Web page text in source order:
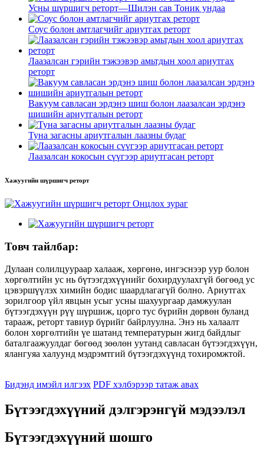
Усны шүршигч реторт—Шилэн сав Тоник ундаа
Соус болон амтлагчийг ариутгах реторт
Лаазалсан гэрийн тэжээвэр амьтдын хоол ариутгах
реторт
Вакуум савласан эрдэнэ шиш болон лаазалсан эрдэнэ
шишийн ариутгалын реторт
Туна загасны ариутгалын лаазны будаг
Лаазалсан кокосын сүүгээр ариутгасан реторт
Хажуугийн шүршигч реторт
Товч тайлбар:
Дулаан солилцуураар халааж, хөргөнө, ингэснээр уур болон
хөргөлтийн ус нь бүтээгдэхүүнийг бохирдуулахгүй бөгөөд ус
цэвэршүүлэх химийн бодис шаардлагагүй болно. Ариутгах
зорилгоор үйл явцын усыг усны шахуургаар дамжуулан
бүтээгдэхүүн рүү шүршиж, цорго тус бүрийн дөрвөн буланд
тарааж, реторт тавиур бүрийг байрлуулна. Энэ нь халаалт
болон хөргөлтийн үе шатанд температурын жигд байдлыг
баталгаажуулдаг бөгөөд зөөлөн уутанд савласан бүтээгдэхүүн,
ялангуяа халуунд мэдрэмтгий бүтээгдэхүүнд тохиромжтой.
Бидэнд имэйл илгээх PDF хэлбэрээр татаж авах
Бүтээгдэхүүний дэлгэрэнгүй мэдээлэл
Бүтээгдэхүүний шошго